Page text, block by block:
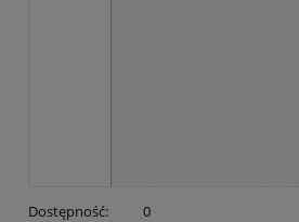
Dostępność: 0